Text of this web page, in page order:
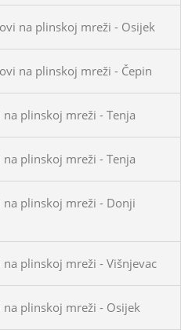
na plinskoj mreži - Osijek
na plinskoj mreži - Čepin
plinskoj mreži - Tenja
plinskoj mreži - Tenja
plinskoj mreži - Donji
plinskoj mreži - Višnjevac
plinskoj mreži - Osijek